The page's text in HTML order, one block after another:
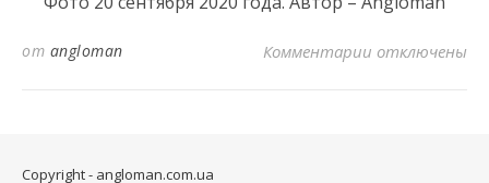
от angloman Комментарии к записи 15.
отключены